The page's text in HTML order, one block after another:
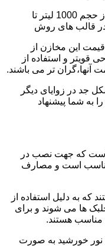
ما توانایی داریم مخازن پلی اتیلن مکعبی از حجم 1000 لیتر تا
این مخازن از
قویتر و استفاده از
آنها،گران تر می باشند.
جد در زوایای دیگر
به شما پیشنهاد
است که جهت نصب در
است و مصارف
که به دلیل استفاده از
ها می شوند و برای
مناسب هستند.
نور خورشید به صورت